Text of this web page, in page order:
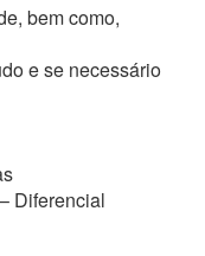
bem como,
e se necessário
Diferencial